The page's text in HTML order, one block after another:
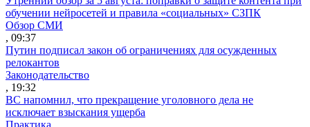
обучении нейросетей и правила «социальных» СЗПК
Обзор СМИ
, 09:37
Путин подписал закон об ограничениях для осужденных
релокантов
Законодательство
, 19:32
ВС напомнил, что прекращение уголовного дела не
исключает взыскания ущерба
Практика